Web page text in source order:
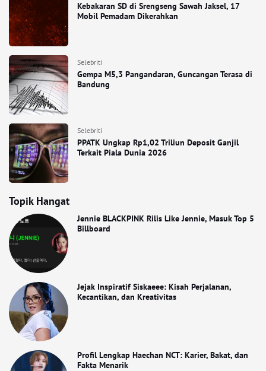
Kebakaran SD di Srengseng Sawah Jaksel, 17
Mobil Pemadam Dikerahkan
Selebriti
Gempa M5,3 Pangandaran, Guncangan Terasa di
Bandung
Selebriti
PPATK Ungkap Rp1,02 Triliun Deposit Ganjil
Terkait Piala Dunia 2026
Topik Hangat
Jennie BLACKPINK Rilis Like Jennie, Masuk Top 5
Billboard
Jejak Inspiratif Siskaeee: Kisah Perjalanan,
Kecantikan, dan Kreativitas
Profil Lengkap Haechan NCT: Karier, Bakat, dan
Fakta Menarik